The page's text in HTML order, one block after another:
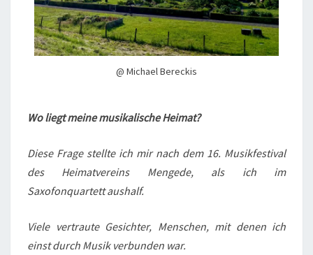
@ Michael Bereckis
Wo liegt meine musikalische Heimat?
Diese Frage stellte ich mir nach dem 16. Musikfestival
des Heimatvereins Mengede, als ich im
Saxofonquartett aushalf.
Viele vertraute Gesichter, Menschen, mit denen ich
einst durch Musik verbunden war.